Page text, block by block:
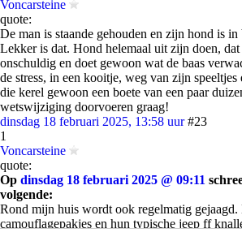
Voncarsteine
quote:
De man is staande gehouden en zijn hond is in
Lekker is dat. Hond helemaal uit zijn doen, dat
onschuldig en doet gewoon wat de baas
de stress, in een kooitje, weg van zijn
die kerel gewoon een boete van een paar
wetswijziging doorvoeren graag!
dinsdag 18 februari 2025, 13:58 uur #23
1
Voncarsteine
quote:
Op dinsdag 18 februari 2025 @ 09:11
volgende:
Rond mijn huis wordt ook regelmatig gejaagd.
camouflagepakjes en hun typische jeep ff